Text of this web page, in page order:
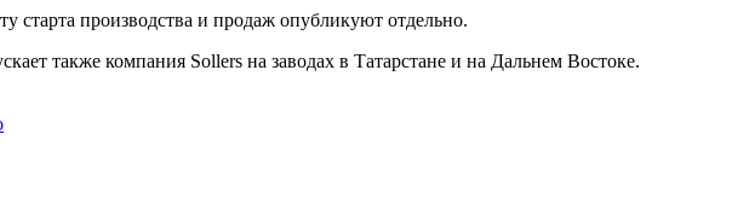
производства и продаж опубликуют отдельно.
также компания Sollers на заводах в Татарстане и на Дальнем Востоке.